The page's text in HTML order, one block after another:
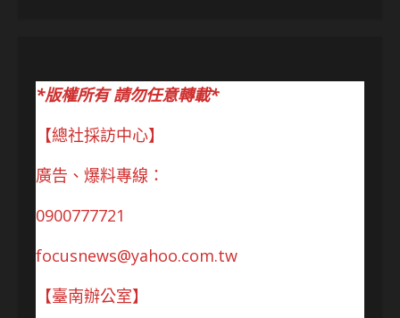
*版權所有 請勿任意轉載*
【總社採訪中心】
廣告、爆料專線：
0900777721
focusnews@yahoo.com.tw
【臺南辦公室】